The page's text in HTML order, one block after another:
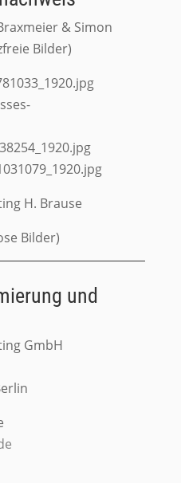
& Simon
Bilder)
H. Brause
Bilder)
und
GmbH